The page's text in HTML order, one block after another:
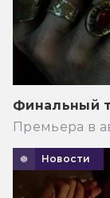
Финальный
Премьера в
Новости